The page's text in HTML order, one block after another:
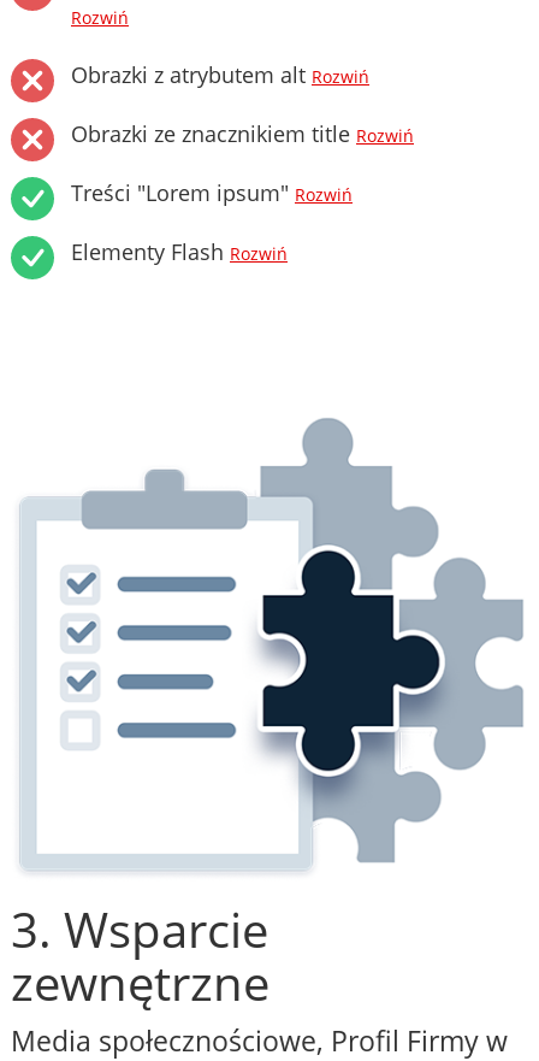
Rozwiń
Obrazki z atrybutem alt Rozwiń
Obrazki ze znacznikiem title Rozwiń
Treści "Lorem ipsum" Rozwiń
Elementy Flash Rozwiń
3. Wsparcie
zewnętrzne
Media społecznościowe, Profil Firmy w